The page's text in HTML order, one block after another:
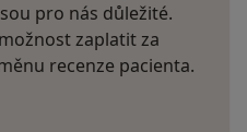
pro nás důležité.
zaplatit za
recenze pacienta.